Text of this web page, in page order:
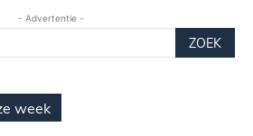
- Advertentie -
ZOEK
week